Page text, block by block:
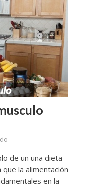
de un una dieta
la alimentación
en la